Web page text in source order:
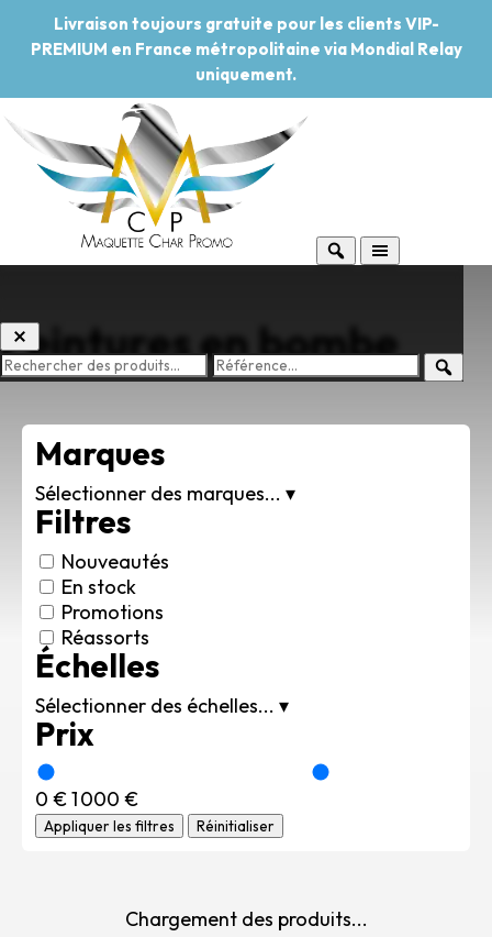
Livraison toujours gratuite pour les clients VIP-
PREMIUM en France métropolitaine via Mondial Relay
uniquement.
-20% Pouvoir d'achat
Rechercher des produits...
Mon panier0
0,00€
Connexion / Inscription
Véhicules
Avions
Trains
Figurines
Peintures
Accessoires
Puzzles
Peintures en bombe
Marques
Sélectionner des marques... ▾
Filtres
Nouveautés
En stock
Promotions
Réassorts
Échelles
Sélectionner des échelles... ▾
Prix
0 €1 000 €
Appliquer les filtres Réinitialiser
Chargement des produits...